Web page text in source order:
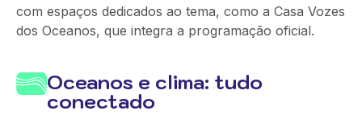
com espaços dedicados ao tema, como a Casa Vozes
dos Oceanos, que integra a programação oficial.
Oceanos e clima: tudo
conectado